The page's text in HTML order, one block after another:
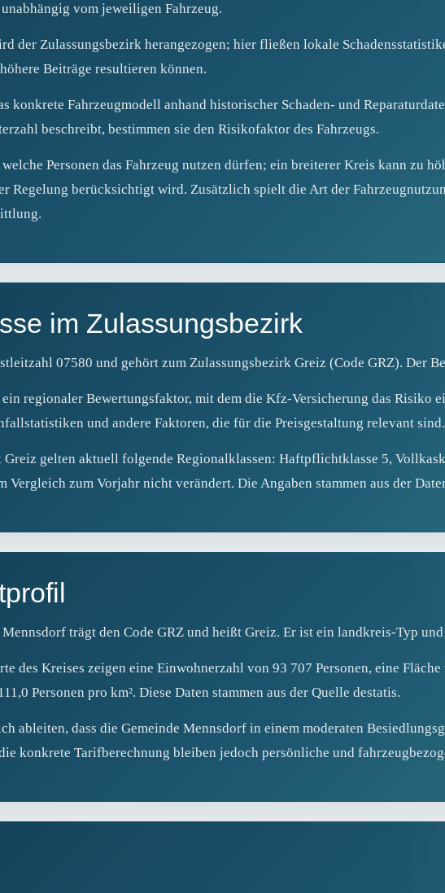
vom jeweiligen Fahrzeug.
der Zulassungsbezirk herangezogen; hier fließen lokale
Beiträge resultieren können.
konkrete Fahrzeugmodell anhand historischer Schaden- und
beschreibt, bestimmen sie den Risikofaktor des Fahrzeugs.
Personen das Fahrzeug nutzen dürfen; ein breiterer Kreis kann zu
Regelung berücksichtigt wird. Zusätzlich spielt die Art der
im Zulassungsbezirk
07580 und gehört zum Zulassungsbezirk Greiz (Code GRZ). Der
regionaler Bewertungsfaktor, mit dem die Kfz‑Versicherung das Risiko
und andere Faktoren, die für die Preisgestaltung relevant sind.
Greiz gelten aktuell folgende Regionalklassen: Haftpflichtklasse 5,
Vergleich zum Vorjahr nicht verändert. Die Angaben stammen aus der
trägt den Code GRZ und heißt Greiz. Er ist ein landkreis‑Typ
des Kreises zeigen eine Einwohnerzahl von 93 707 Personen, eine Fläche
Personen pro km². Diese Daten stammen aus der Quelle destatis.
ableiten, dass die Gemeinde Mennsdorf in einem moderaten
konkrete Tarifberechnung bleiben jedoch persönliche und